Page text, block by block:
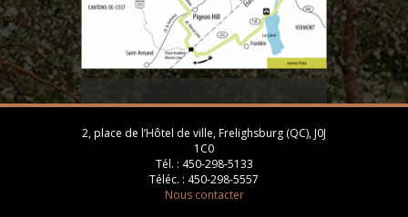
2, place de l’Hôtel de ville, Frelighsburg (QC), J0J
1C0
Tél. : 450-298-5133
Téléc. : 450-298-5557
Nous contacter